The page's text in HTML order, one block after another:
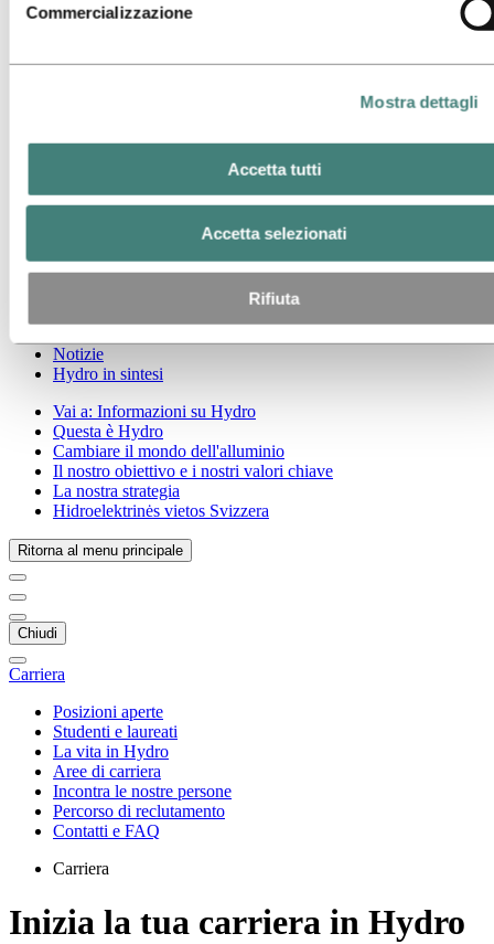
Commercializzazione
Mostra dettagli
Accetta tutti
Accetta selezionati
Rifiuta
Vai a:Energia
Vai a:Sostenibilità
Studenti e laureati
Incontra le nostre persone
Vai a:Investitori
Notizie
Hydro in sintesi
Vai a: Informazioni su Hydro
Questa è Hydro
Cambiare il mondo dell'alluminio
Il nostro obiettivo e i nostri valori chiave
La nostra strategia
Hidroelektrinės vietos Svizzera
Ritorna al menu principale
Chiudi
Carriera
Posizioni aperte
Studenti e laureati
La vita in Hydro
Aree di carriera
Incontra le nostre persone
Percorso di reclutamento
Contatti e FAQ
Carriera
Inizia la tua carriera in Hydro